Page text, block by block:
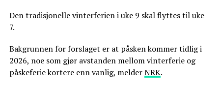
Den tradisjonelle vinterferien i uke 9 skal flyttes til uke
7.
Bakgrunnen for forslaget er at påsken kommer tidlig i
2026, noe som gjør avstanden mellom vinterferie og
påskeferie kortere enn vanlig, melderNRK.